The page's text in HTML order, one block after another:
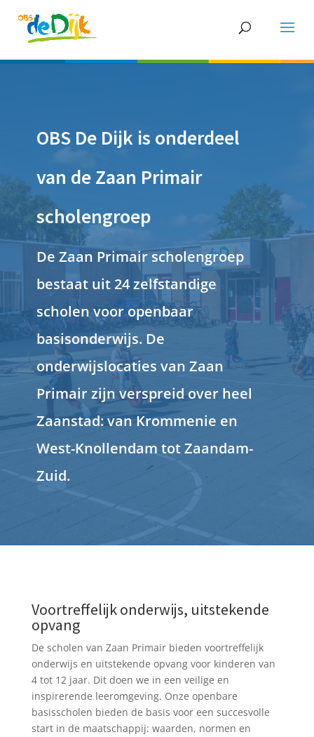
OBS De Dijk is onderdeel
van de Zaan Primair
scholengroep
De Zaan Primair scholengroep
bestaat uit 24 zelfstandige
scholen voor openbaar
basisonderwijs. De
onderwijslocaties van Zaan
Primair zijn verspreid over heel
Zaanstad: van Krommenie en
West-Knollendam tot Zaandam-
Zuid.
Voortreffelijk onderwijs, uitstekende
opvang
De scholen van Zaan Primair bieden voortreffelijk
onderwijs en uitstekende opvang voor kinderen van
4 tot 12 jaar. Dit doen we in een veilige en
inspirerende leeromgeving. Onze openbare
basisscholen bieden de basis voor een succesvolle
start in de maatschappij: waarden, normen en